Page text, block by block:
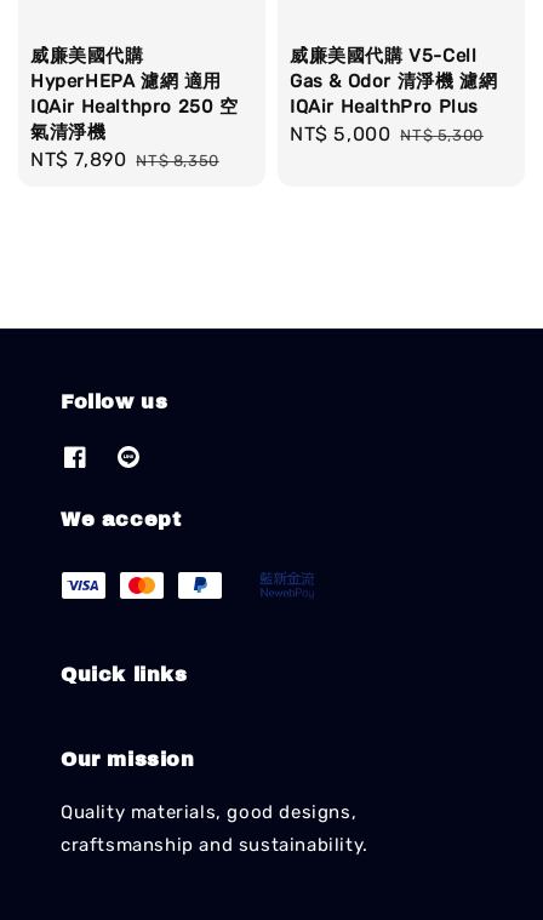
威廉美國代購
HyperHEPA 濾網 適用
IQAir Healthpro 250 空
氣清淨機
Sale
NT$ 7,890 Regular
NT$ 8,350
威廉美國代購 V5-Cell
Gas & Odor 清淨機 濾網
IQAir HealthPro Plus
Sale
NT$ 5,000 Regular
NT$ 5,300
Follow us
We accept
Quick links
Our mission
Quality materials, good designs,
craftsmanship and sustainability.